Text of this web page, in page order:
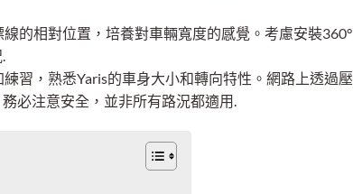
的相對位置，培養對車輛寬度的感覺。考慮安裝360°
習，熟悉Yaris的車身大小和轉向特性。網路上透過壓
必注意安全，並非所有路況都適用.